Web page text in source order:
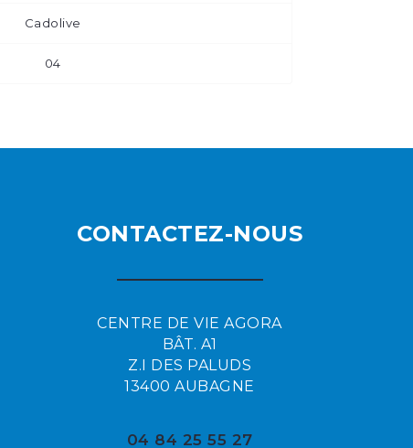
Cadolive
04
CONTACTEZ-NOUS
CENTRE DE VIE AGORA
BÂT. A1
Z.I DES PALUDS
13400 AUBAGNE
04 84 25 55 27